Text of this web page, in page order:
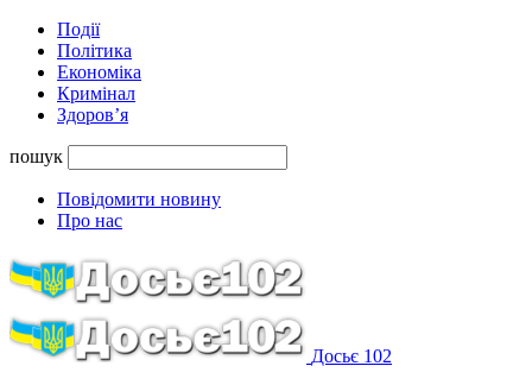
Події
Політика
Економіка
Кримінал
Здоров’я
пошук
Повідомити новину
Про нас
Досьє 102